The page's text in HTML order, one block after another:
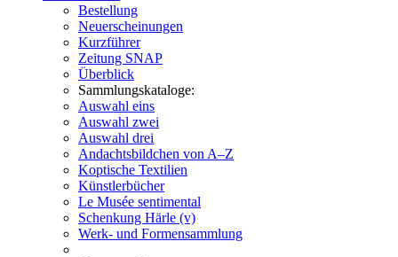
Bestellung
Neuerscheinungen
Kurzführer
Zeitung SNAP
Überblick
Sammlungskataloge:
Auswahl eins
Auswahl zwei
Auswahl drei
Andachtsbildchen von A–Z
Koptische Textilien
Künstlerbücher
Le Musée sentimental
Schenkung Härle (v)
Werk- und Formensammlung